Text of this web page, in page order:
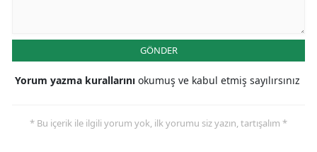
GÖNDER
Yorum yazma kurallarını okumuş ve kabul etmiş sayılırsınız
* Bu içerik ile ilgili yorum yok, ilk yorumu siz yazın, tartışalım *